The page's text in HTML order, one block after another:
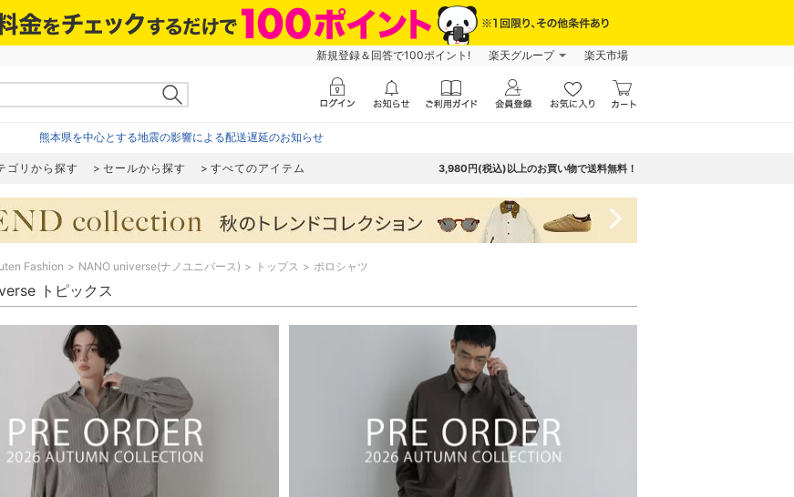
新規登録＆回答で100ポイント! 楽天グループ 楽天市場
熊本県を中心とする地震の影響による配送遅延のお知らせ
ゴリから探す セールから探す すべてのアイテム 3,980円(税込)以上のお買い物で送料無料！
navigate_next
Fashion NANO universe(ナノユニバース) トップス ポロシャツ
トピックス